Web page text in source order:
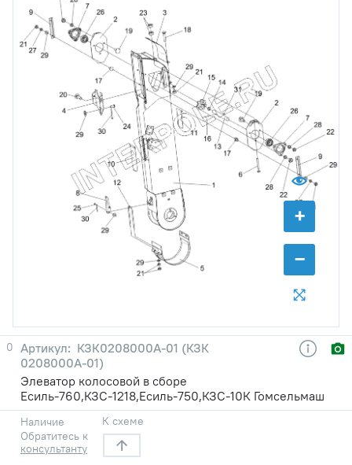
+
−
0
КЗК0208000А-01 (КЗК
0208000А-01)
Элеватор колосовой в сборе
Есиль-760,КЗС-1218,Есиль-750,КЗС-10К Гомсельмаш
Наличие
Обратитесь к
консультанту
К схеме